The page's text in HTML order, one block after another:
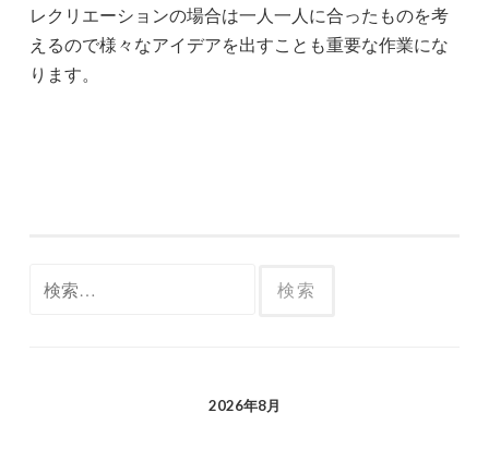
レクリエーションの場合は一人一人に合ったものを考
えるので様々なアイデアを出すことも重要な作業にな
ります。
2026年8月